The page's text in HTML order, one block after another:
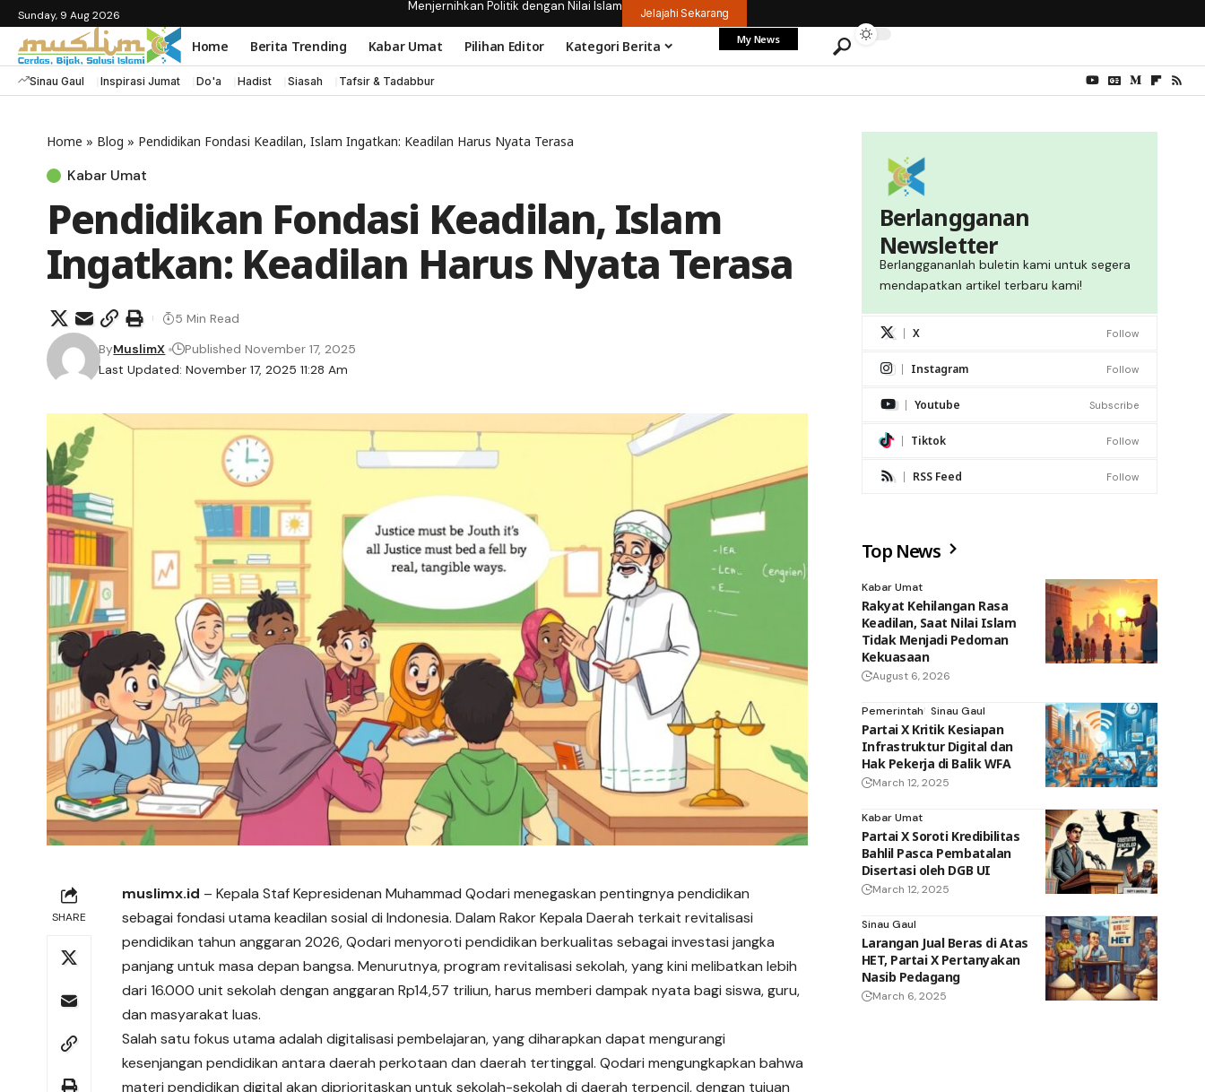
Sunday, 9 Aug 2026
Menjernihkan Politik dengan Nilai Islam Jelajahi Sekarang
Home Berita Trending Kabar Umat Pilihan Editor Kategori Berita My News
Sinau Gaul Inspirasi Jumat Do'a Hadist Siasah Tafsir & Tadabbur
Home » Blog » Pendidikan Fondasi Keadilan, Islam Ingatkan: Keadilan Harus Nyata Terasa
Kabar Umat
Pendidikan Fondasi Keadilan, Islam
Ingatkan: Keadilan Harus Nyata Terasa
Last Updated: November 17, 2025 11:28 Am
ByMuslimX Published November 17, 2025
5 Min Read
SHARE
muslimx.id – Kepala Staf Kepresidenan Muhammad Qodari menegaskan pentingnya pendidikan
sebagai fondasi utama keadilan sosial di Indonesia. Dalam Rakor Kepala Daerah terkait revitalisasi
pendidikan tahun anggaran 2026, Qodari menyoroti pendidikan berkualitas sebagai investasi jangka
panjang untuk masa depan bangsa. Menurutnya, program revitalisasi sekolah, yang kini melibatkan lebih
dari 16.000 unit sekolah dengananggaranRp14,57 triliun, harus memberi dampak nyata bagi siswa, guru,
dan masyarakat luas.
Salah satu fokus utama adalah digitalisasi pembelajaran, yang diharapkan dapat mengurangi
kesenjangan pendidikan antara daerah perkotaan dan daerah tertinggal. Qodari mengungkapkan bahwa
materi pendidikan digital akan diprioritaskan untuk sekolah-sekolah di daerah terpencil, dengan tujuan
Berlangganan
Newsletter
Berlanggananlah buletin kami untuk segera
mendapatkan artikel terbaru kami!
X Follow
Instagram Follow
Youtube Subscribe
Tiktok Follow
RSS Feed Follow
Top News
Kabar Umat
Rakyat Kehilangan Rasa
Keadilan, Saat Nilai Islam
Tidak Menjadi Pedoman
Kekuasaan
August 6, 2026
Pemerintah Sinau Gaul
Partai X Kritik Kesiapan
Infrastruktur Digital dan
Hak Pekerja di Balik WFA
March 12, 2025
Kabar Umat
Partai X Soroti Kredibilitas
Bahlil Pasca Pembatalan
Disertasi oleh DGB UI
March 12, 2025
Sinau Gaul
Larangan Jual Beras di Atas
HET, Partai X Pertanyakan
Nasib Pedagang
March 6, 2025